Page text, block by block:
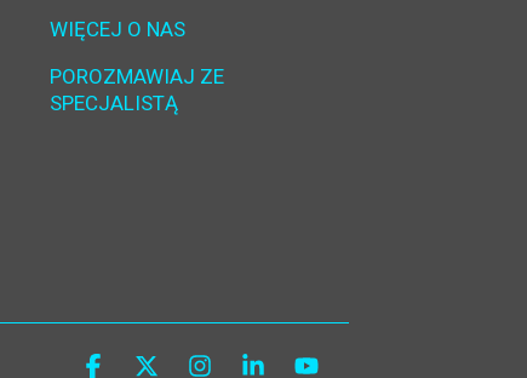
WIĘCEJ O NAS
POROZMAWIAJ ZE
SPECJALISTĄ
Facebook Instagram
Linkedin